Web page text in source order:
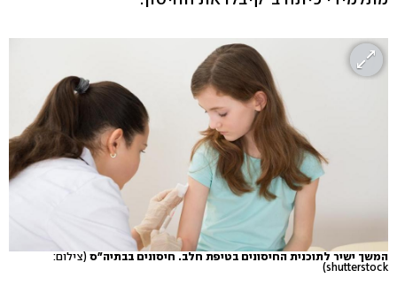
המשך ישיר לתוכנית החיסונים בטיפת חלב. חיסונים בבתיה"ס(צילום:
shutterstock)